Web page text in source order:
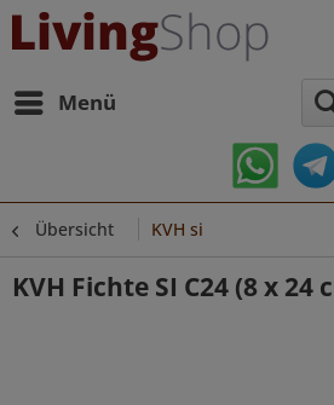
Menü
Übersicht KVH si
KVH Fichte SI C24 (8 x 24